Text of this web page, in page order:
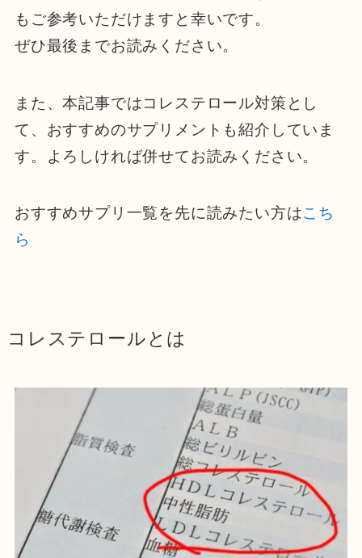
もご参考いただけますと幸いです。
ぜひ最後までお読みください。
また、本記事ではコレステロール対策とし
て、おすすめのサプリメントも紹介していま
す。よろしければ併せてお読みください。
おすすめサプリ一覧を先に読みたい方はこち
ら
コレステロールとは